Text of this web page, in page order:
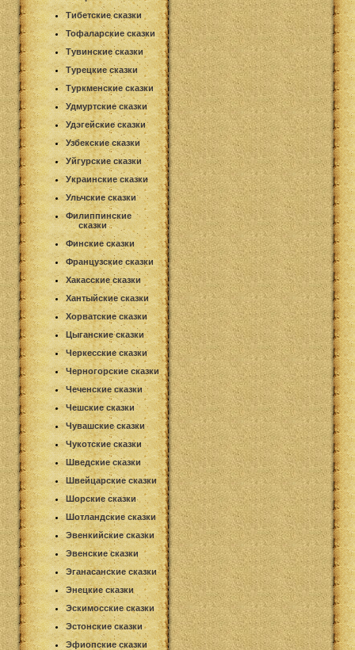
Тибетские сказки
Тофаларские сказки
Тувинские сказки
Турецкие сказки
Туркменские сказки
Удмуртские сказки
Удэгейские сказки
Узбекские сказки
Уйгурские сказки
Украинские сказки
Ульчские сказки
Филиппинские
сказки
Финские сказки
Французские сказки
Хакасские сказки
Хантыйские сказки
Хорватские сказки
Цыганские сказки
Черкесские сказки
Черногорские сказки
Чеченские сказки
Чешские сказки
Чувашские сказки
Чукотские сказки
Шведские сказки
Швейцарские сказки
Шорские сказки
Шотландские сказки
Эвенкийские сказки
Эвенские сказки
Эганасанские сказки
Энецкие сказки
Эскимосские сказки
Эстонские сказки
Эфиопские сказки